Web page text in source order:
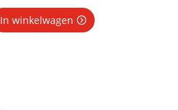
In winkelwagen